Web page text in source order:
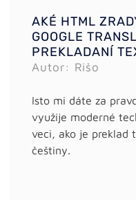
AKÉ HTML
GOOGLE
PREKLADANÍ
Autor: Rišo
Isto mi dáte za
využije moderné
veci, ako je preklad
češtiny.